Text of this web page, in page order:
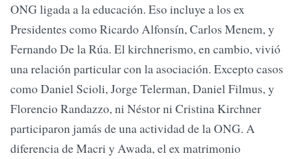
ONG ligada a la educación. Eso incluye a los ex
Presidentes como Ricardo Alfonsín, Carlos Menem, y
Fernando De la Rúa. El kirchnerismo, en cambio, vivió
una relación particular con la asociación. Excepto casos
como Daniel Scioli, Jorge Telerman, Daniel Filmus, y
Florencio Randazzo, ni Néstor ni Cristina Kirchner
participaron jamás de una actividad de la ONG. A
diferencia de Macri y Awada, el ex matrimonio